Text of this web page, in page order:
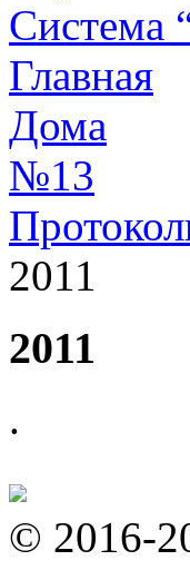
Система
Главная
Дома
№13
2011
2011
.
© 2016-